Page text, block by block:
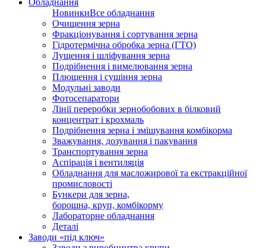
НовинкиВсе обладнання
Очищення зерна
Фракціонування і сортування зерна
Гідротермічна обробка зерна (ГТО)
Лущення і шліфування зерна
Подрібнення і вимелювання зерна
Плющення і сушіння зерна
Модульні заводи
Фотосепаратори
Лінії переробки зернобобових в білковий
концентрат і крохмаль
Подрібнення зерна і змішування комбікорма
Зважування, дозування і пакування
Транспортування зерна
Аспірація і вентиляція
Обладнання для масложирової та екстракційної
промисловості
Бункери для зерна,
борошна, круп, комбікорму
Лабораторне обладнання
Деталі
Заводи «під ключ»